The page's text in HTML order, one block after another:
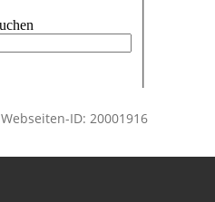
Webseiten-ID: 20001916